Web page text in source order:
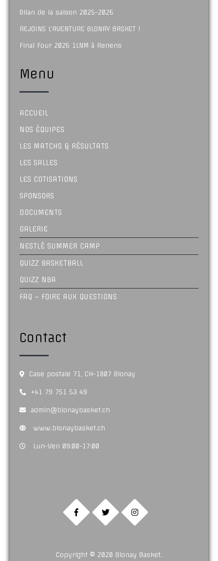
Bilan de la saison 2025-2026
REJOINS L’AVENTURE BLONAY BASKET !
Final Four 2026 1LNM à Renens
Menu
ACCUEIL
NOS ÉQUIPES
LES MATCHS & RÉSULTATS
LES SALLES
LES COTISATIONS
SPONSORS
DOCUMENTS
GALERIE
NESTLÉ SUMMER CAMP
QUIZZ BASKETBALL
QUIZZ NBA
FAQ – FOIRE AUX QUESTIONS
Contact
Case postale 71, CH-1807 Blonay
+41 79 751 53 49
admin@blonaybasket.ch
www.blonaybasket.ch
Lun-Ven 09:00-17:00
Copyright © 2020 Blonay Basket.